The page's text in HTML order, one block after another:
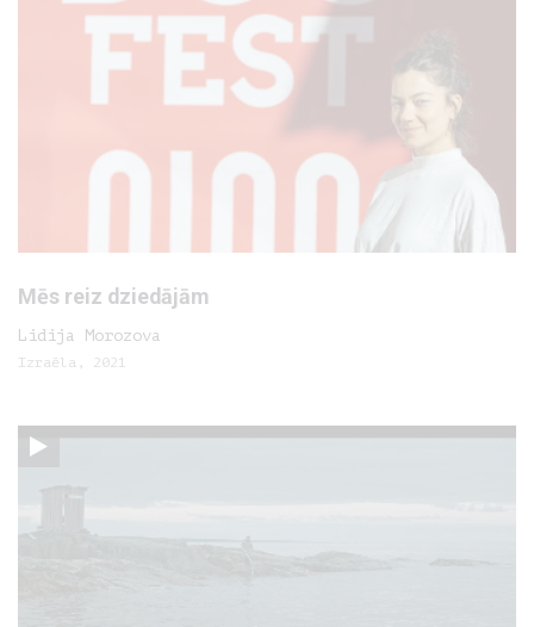
Mēs reiz dziedājām
Lidija Morozova
Izraēla, 2021